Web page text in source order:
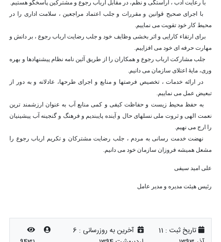
با رعایت ادب ، آراستگی و نظم، در مقابل ارباب رجوع و مشترکین پاسخگو هستیم.
با اجرای صحیح قوانین و مقررات و جلب اعتماد مراجعین ، سلامت اداری را در
محیط کار خود تقویت می نماییم.
برای ارتقاء کارایی و اثر بخشی وظایف خود و جلب رضایت ارباب رجوع ، بر دانش و
مهارت حرفه ای خود می افزاییم.
جلب مشارکت ارباب رجوع و همکاران را از طریق آئین نامه نظام پیشنهادها و بهره
وری، مایۀ اعتلای سازمان می دانیم.
در ارائه خدمات ، تخصیص فرصتها و منابع و اجرای طرحها، عادلانه و به دور از
تبعیض عمل می نماییم.
به حفظ محیط زیست و حفاظت کیفی و کمی منابع آب به عنوان ارزشمند ترین
نعمت الهی و ثروت ملی نسلهای حال و آینده پایبندیم و فرهنگ و گنجینه آب پیشینیان
را ارج می نهیم.
نهضت خدمت رسانی به مردم ، جلب رضایت مشترکان و تکریم ارباب رجوع را
مشعل همیشه فروزان سازمان خود می دانیم.
علی امید سیفی
رئیس هیئت مدیره و مدیر عامل
تاریخ ثبت : 11
آخرین به روزرسانی : 6